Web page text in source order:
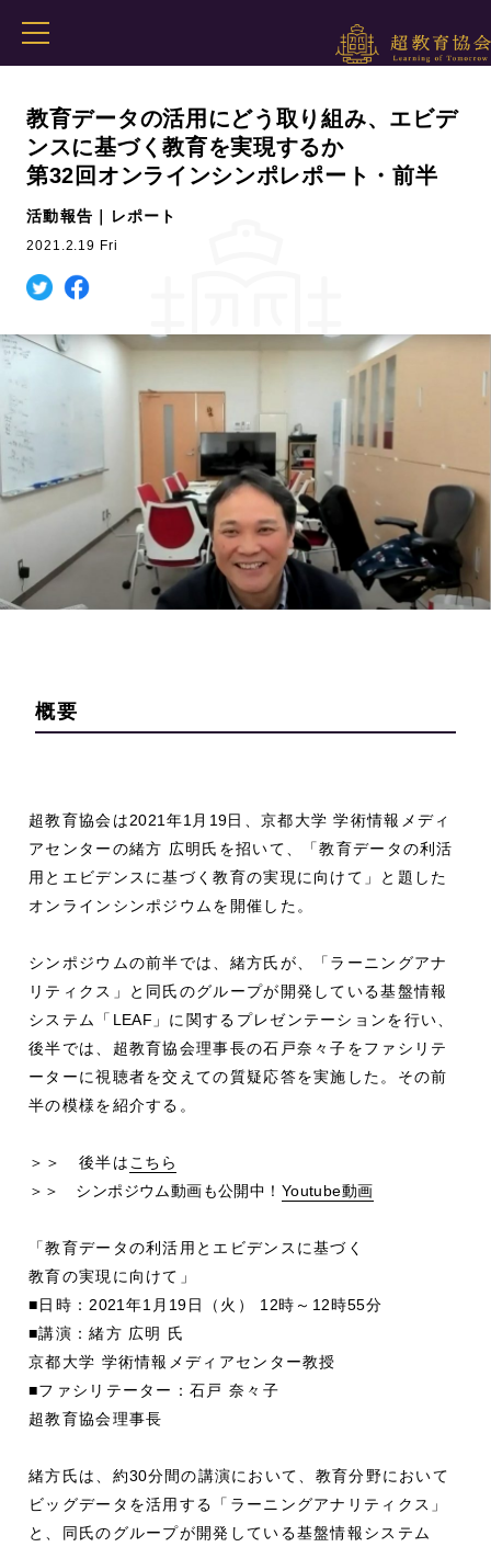
教育データの活用にどう取り組み、エビデ
ンスに基づく教育を実現するか
第32回オンラインシンポレポート・前半
活動報告｜レポート
2021.2.19 Fri
概要
超教育協会は2021 年1 月 19日、京都大学 学術情報メディ
アセンターの緒方 広明氏を招いて、「教育データの利活
用とエビデンスに基づく教育の実現に向けて」と題した
オンラインシンポジウムを開催した。
シンポジウムの前半では、緒方氏が、「ラーニングアナ
リティクス」と同氏のグループが開発している基盤情報
システム「 LEAF 」に関するプレゼンテーションを行い、
後半では、超教育協会理事長の石戸奈々子をファシリテ
ーターに視聴者を交えての質疑応答を実施した。その前
半の模様を紹介する。
＞＞ 後半は こちら
＞＞ シンポジウム動画も公開中！ Youtube動画
「教育データの利活用とエビデンスに基づく
教育の実現に向けて」
■日時： 2021 年1 月 19日（火） 12時～ 12時55分
■講演：緒方 広明 氏
京都大学 学術情報メディアセンター教授
■ファシリテーター：石戸 奈々子
超教育協会理事長
緒方氏は、約30分間の講演において、教育分野において
ビッグデータを活用する「ラーニングアナリティクス」
と、同氏のグループが開発している基盤情報システム